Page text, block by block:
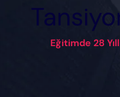
Eğitimde 28